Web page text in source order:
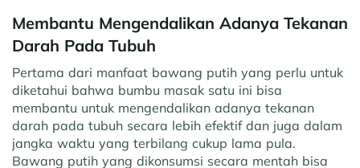
Membantu Mengendalikan Adanya Tekanan
Darah Pada Tubuh
Pertama dari manfaat bawang putih yang perlu untuk
diketahui bahwa bumbu masak satu ini bisa
membantu untuk mengendalikan adanya tekanan
darah pada tubuh secara lebih efektif dan juga dalam
jangka waktu yang terbilang cukup lama pula.
Bawang putih yang dikonsumsi secara mentah bisa